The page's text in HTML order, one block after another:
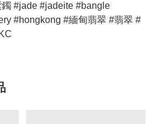
#jade #jadeite #bangle
#hongkong #緬甸翡翠 #翡翠 #